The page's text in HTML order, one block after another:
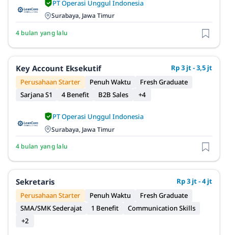
PT Operasi Unggul Indonesia
Surabaya, Jawa Timur
4 bulan yang lalu
Key Account Eksekutif
Rp 3 jt - 3,5 jt
Perusahaan Starter
Penuh Waktu
Fresh Graduate
Sarjana S1
4 Benefit B2B Sales +4
PT Operasi Unggul Indonesia
Surabaya, Jawa Timur
4 bulan yang lalu
Sekretaris
Rp 3 jt - 4 jt
Perusahaan Starter
Penuh Waktu
Fresh Graduate
SMA/SMK Sederajat
1 Benefit
Communication Skills
+2